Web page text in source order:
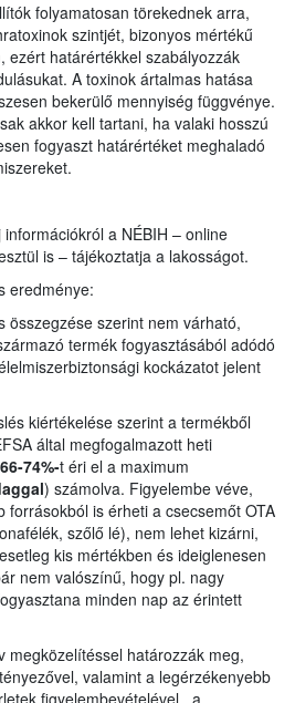
folyamatosan törekednek arra,
szintjét, bizonyos mértékű
ezért határértékkel szabályozzák
A toxinok ártalmas hatása
bekerülő mennyiség függvénye.
akkor kell tartani, ha valaki hosszú
fogyaszt határértéket meghaladó
a NÉBIH – online
is – tájékoztatja a lakosságot.
eredménye:
összegzése szerint nem várható,
termék fogyasztásából adódó
kockázatot jelent
kiértékelése szerint a termékből
által megfogalmazott heti
66-74%-t éri el a maximum
) számolva. Figyelembe véve,
forrásokból is érheti a csecsemőt OTA
szőlő lé), nem lehet kizárni,
kis mértékben és ideiglenesen
nem valószínű, hogy pl. nagy
minden nap az érintett
megközelítéssel határozzák meg,
valamint a legérzékenyebb